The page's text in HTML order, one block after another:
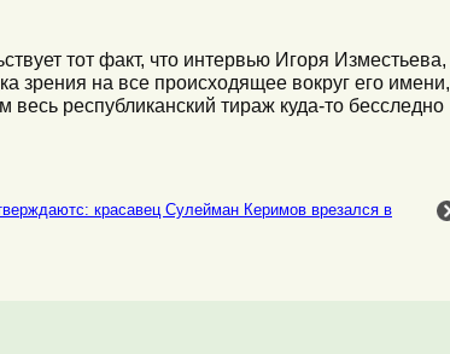
тот факт, что интервью Игоря Изместьева,
зрения на все происходящее вокруг его имени,
республиканский тираж куда-то бесследно
красавец Сулейман Керимов врезался в